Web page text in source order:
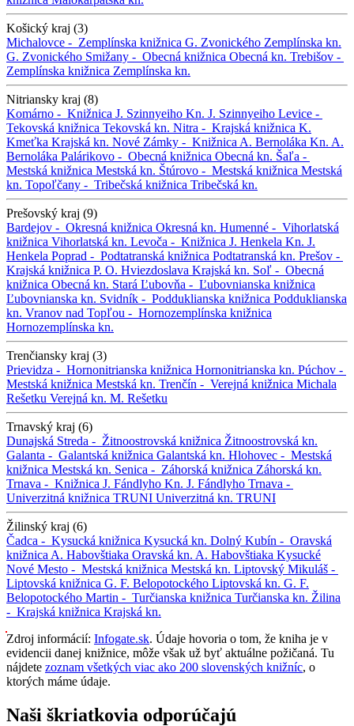
Košický kraj (3)
Michalovce - Zemplínska knižnica G. Zvonického Zemplínska kn.
G. Zvonického Smižany - Obecná knižnica Obecná kn. Trebišov -
Zemplínska knižnica Zemplínska kn.
Nitriansky kraj (8)
Komárno - Knižnica J. Szinnyeiho Kn. J. Szinnyeiho Levice -
Tekovská knižnica Tekovská kn. Nitra - Krajská knižnica K.
Kmeťka Krajská kn. Nové Zámky - Knižnica A. Bernoláka Kn. A.
Bernoláka Palárikovo - Obecná knižnica Obecná kn. Šaľa -
Mestská knižnica Mestská kn. Štúrovo - Mestská knižnica Mestská
kn. Topoľčany - Tribečská knižnica Tribečská kn.
Prešovský kraj (9)
Bardejov - Okresná knižnica Okresná kn. Humenné - Vihorlatská
knižnica Vihorlatská kn. Levoča - Knižnica J. Henkela Kn. J.
Henkela Poprad - Podtatranská knižnica Podtatranská kn. Prešov -
Krajská knižnica P. O. Hviezdoslava Krajská kn. Soľ - Obecná
knižnica Obecná kn. Stará Ľubovňa - Ľubovnianska knižnica
Ľubovnianska kn. Svidník - Podduklianska knižnica Podduklianska
kn. Vranov nad Topľou - Hornozemplínska knižnica
Hornozemplínska kn.
Trenčiansky kraj (3)
Prievidza - Hornonitrianska knižnica Hornonitrianska kn. Púchov -
Mestská knižnica Mestská kn. Trenčín - Verejná knižnica Michala
Rešetku Verejná kn. M. Rešetku
Trnavský kraj (6)
Dunajská Streda - Žitnoostrovská knižnica Žitnoostrovská kn.
Galanta - Galantská knižnica Galantská kn. Hlohovec - Mestská
knižnica Mestská kn. Senica - Záhorská knižnica Záhorská kn.
Trnava - Knižnica J. Fándlyho Kn. J. Fándlyho Trnava -
Univerzitná knižnica TRUNI Univerzitná kn. TRUNI
Žilinský kraj (6)
Čadca - Kysucká knižnica Kysucká kn. Dolný Kubín - Oravská
knižnica A. Habovštiaka Oravská kn. A. Habovštiaka Kysucké
Nové Mesto - Mestská knižnica Mestská kn. Liptovský Mikuláš -
Liptovská knižnica G. F. Belopotockého Liptovská kn. G. F.
Belopotockého Martin - Turčianska knižnica Turčianska kn. Žilina
- Krajská knižnica Krajská kn.
Zdroj informácií: Infogate.sk. Údaje hovoria o tom, že kniha je v
evidencii danej knižnice, môže však už byť aktuálne požičaná. Tu
nájdete zoznam všetkých viac ako 200 slovenských knižníc, o
ktorých máme údaje.
Naši škriatkovia odporúčajú